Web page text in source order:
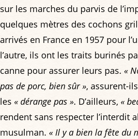
sur les marches du parvis de
quelques mètres des cochons
arrivés en France en 1957 pour
l’autre, ils ont les traits burinés
canne pour assurer leurs pas. «
pas de porc, bien sûr », assurent-
les « dérange pas ». D’ailleurs, «
rendent sans respecter l’interdit
musulman. « Il y a bien la fête du